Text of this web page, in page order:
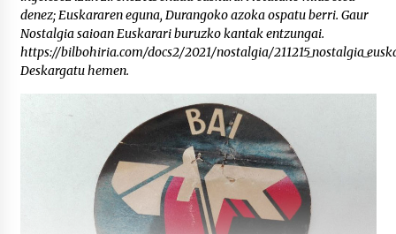
denez; Euskararen eguna, Durangoko azoka ospatu berri. Gaur
Nostalgia saioan Euskarari buruzko kantak entzungai.
https://bilbohiria.com/docs2/2021/nostalgia/
Deskargatu hemen.